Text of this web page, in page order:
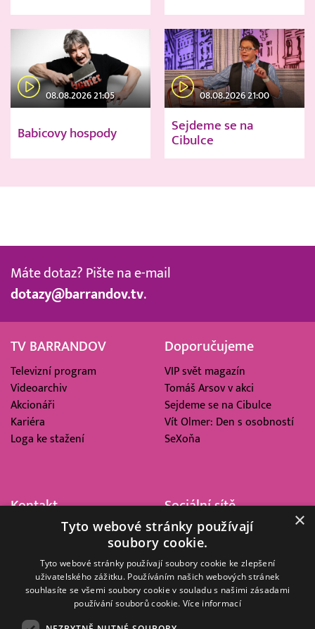
08.08.2026 21:05
Babicovy hospody
08.08.2026 21:00
Sejdeme se na
Cibulce
Máte dotaz? Pište na e-mail
dotazy@barrandov.tv.
TV BARRANDOV
Televizní program
Videoarchiv
Akcionáři
Kariéra
Loga ke stažení
Doporučujeme
VIP svět magazín
Tomáš Arsov v akci
Sejdeme se na Cibulce
Vít Olmer: Den s osobností
SeXoňa
Kontakt
Barrandov Televizní Studio,
Kříženeckého nám. 322
152 00 Praha 5
IČ 416 93 311
Sociální sítě
×
Tyto webové stránky používají
soubory cookie.
Tyto webové stránky používají soubory cookie ke zlepšení
uživatelského zážitku. Používáním našich webových stránek
souhlasíte se všemi soubory cookie v souladu s našimi zásadami
používání souborů cookie. Více informací